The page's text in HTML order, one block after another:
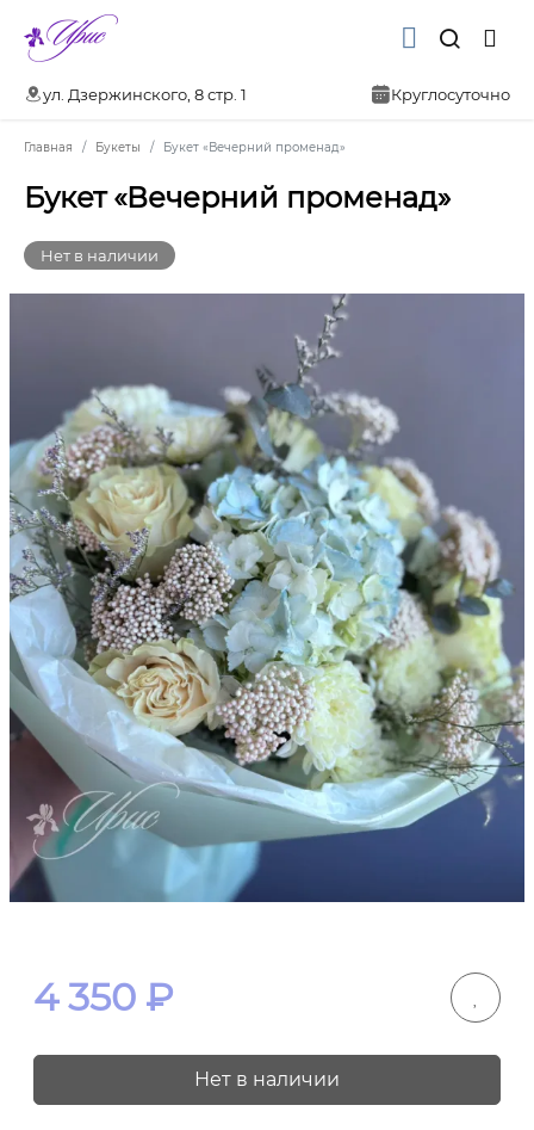
ул. Дзержинского, 8 стр. 1 Круглосуточно
Главная Букеты Букет «Вечерний променад»
Букет «Вечерний променад»
Нет в наличии
4 350 ₽
Нет в наличии